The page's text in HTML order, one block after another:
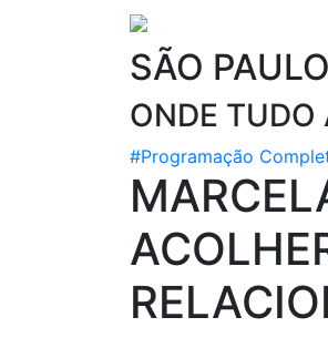
SÃO PAULO
ONDE TUDO
#Programação